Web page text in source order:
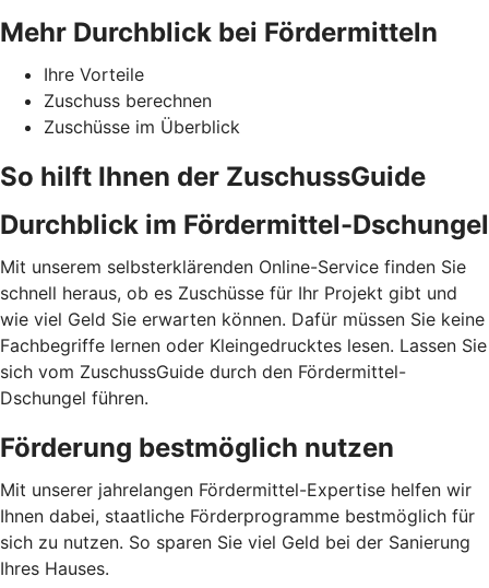
Mehr Durchblick bei Fördermitteln
Ihre Vorteile
Zuschuss berechnen
Zuschüsse im Überblick
So hilft Ihnen der ZuschussGuide
Durchblick im Fördermittel-Dschungel
Mit unserem selbsterklärenden Online-Service finden Sie
schnell heraus, ob es Zuschüsse für Ihr Projekt gibt und
wie viel Geld Sie erwarten können. Dafür müssen Sie keine
Fachbegriffe lernen oder Kleingedrucktes lesen. Lassen Sie
sich vom ZuschussGuide durch den Fördermittel-
Dschungel führen.
Förderung bestmöglich nutzen
Mit unserer jahrelangen Fördermittel-Expertise helfen wir
Ihnen dabei, staatliche Förderprogramme bestmöglich für
sich zu nutzen. So sparen Sie viel Geld bei der Sanierung
Ihres Hauses.